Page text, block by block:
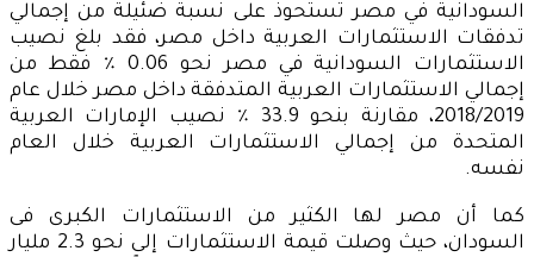
السودانية في مصر تستحوذ على نسبة ضئيلة من إجمالي
تدفقات الاستثمارات العربية داخل مصر، فقد بلغ نصيب
الاستثمارات السودانية في مصر نحو 0.06 ٪ فقط من
إجمالي الاستثمارات العربية المتدفقة داخل مصر خلال عام
2018/2019، مقارنة بنحو 33.9 ٪ نصيب الإمارات العربية
المتحدة من إجمالي الاستثمارات العربية خلال العام
نفسه.
كما أن مصر لها الكثير من الاستثمارات الكبرى فى
السودان، حيث وصلت قيمة الاستثمارات إلى نحو 2.3 مليار